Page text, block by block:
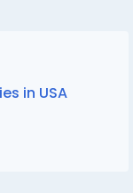
in USA